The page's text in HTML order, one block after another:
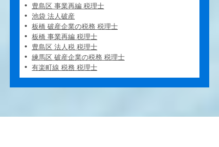
豊島区 事業再編 税理士
池袋 法人破産
板橋 破産企業の税務 税理士
板橋 事業再編 税理士
豊島区 法人税 税理士
練馬区 破産企業の税務 税理士
有楽町線 税務 税理士